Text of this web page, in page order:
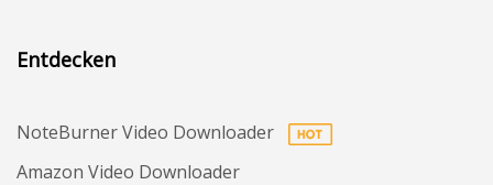
Entdecken
NoteBurner Video Downloader
Amazon Video Downloader